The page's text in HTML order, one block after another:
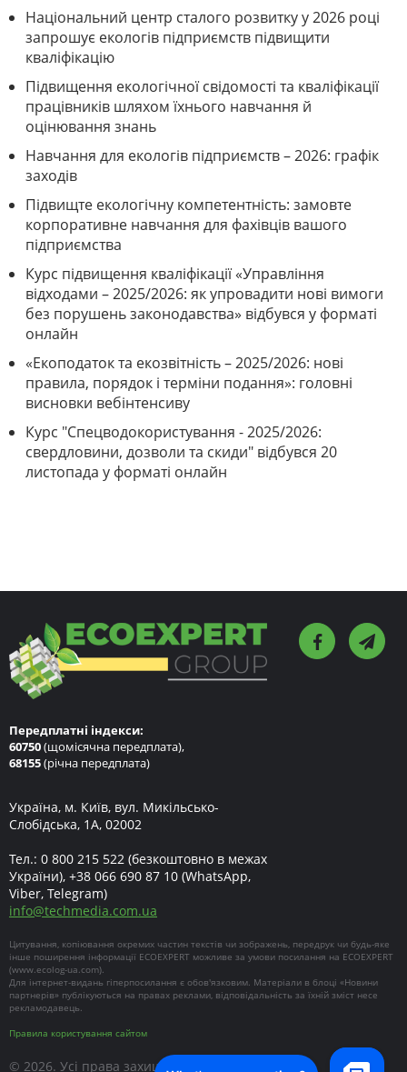
Національний центр сталого розвитку у 2026 році
запрошує екологів підприємств підвищити
кваліфікацію
Підвищення екологічної свідомості та кваліфікації
працівників шляхом їхнього навчання й
оцінювання знань
Навчання для екологів підприємств – 2026: графік
заходів
Підвищте екологічну компетентність: замовте
корпоративне навчання для фахівців вашого
підприємства
Курс підвищення кваліфікації «Управління
відходами – 2025/2026: як упровадити нові вимоги
без порушень законодавства» відбувся у форматі
онлайн
«Екоподаток та екозвітність – 2025/2026: нові
правила, порядок і терміни подання»: головні
висновки вебінтенсиву
Курс "Спецводокористування - 2025/2026:
свердловини, дозволи та скиди" відбувся 20
листопада у форматі онлайн
Передплатні індекси:
60750(щомісячна передплата),
68155(річна передплата)
Україна, м. Київ, вул. Микільсько-
Слобідська, 1А, 02002
Тел.: 0 800 215 522 (безкоштовно в межах
України), +38 066 690 87 10 (WhatsApp,
Viber, Telegram)
info@techmedia.com.ua
Цитування, копіювання окремих частин текстів чи зображень, передрук чи будь-яке
інше поширення інформації ECOEXPERT можливе за умови посилання на ECOEXPERT
(www.ecolog-ua.com).
Для інтернет-видань гіперпосилання є обов'язковим. Матеріали в блоці «Новини
партнерів» публікуються на правах реклами, відповідальність за їхній зміст несе
рекламодавець.
Правила користування сайтом
© 2026. Усі права захищені